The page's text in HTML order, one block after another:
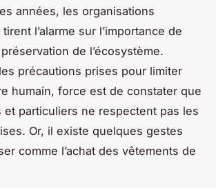
années, les organisations
l’alarme sur l’importance de
de l’écosystème.
précautions prises pour limiter
humain, force est de constater que
et particuliers ne respectent pas les
Or, il existe quelques gestes
comme l’achat des vêtements de